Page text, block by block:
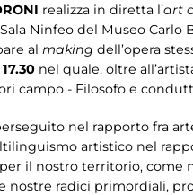
realizza in diretta l’art
Ninfeo del Museo Carlo
al making dell’opera
nel quale, oltre
campo - Filosofo e
nel rapporto fra
artistico nel
il nostro territorio, come
nostre radici primordiali,